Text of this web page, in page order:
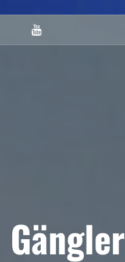
Youtube